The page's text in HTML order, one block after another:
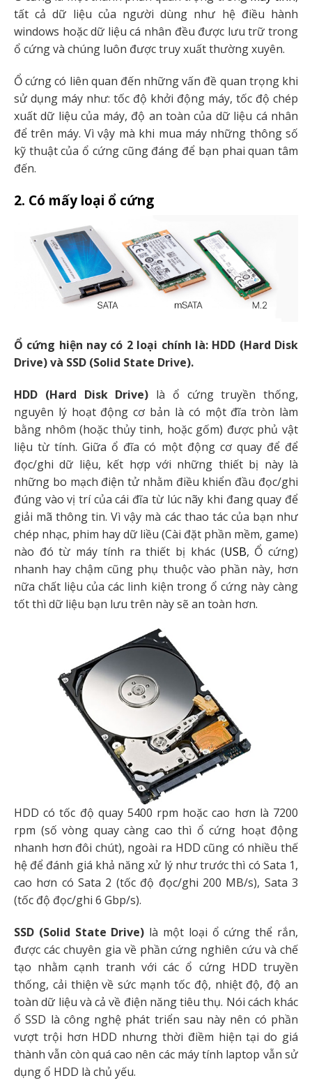
tất cả dữ liệu của người dùng như hệ điều hành
windows hoặc dữ liệu cá nhân đều được lưu trữ trong
ổ cứng và chúng luôn được truy xuất thường xuyên.
Ổ cứng có liên quan đến những vấn đề quan trọng khi
sử dụng máy như: tốc độ khởi động máy, tốc độ chép
xuất dữ liệu của máy, độ an toàn của dữ liệu cá nhân
để trên máy. Vì vậy mà khi mua máy những thông số
kỹ thuật của ổ cứng cũng đáng để bạn phai quan tâm
đến.
2. Có mấy loại ổ cứng
Ổ cứng hiện nay có 2 loại chính là: HDD (Hard Disk
Drive) và SSD (Solid State Drive).
HDD (Hard Disk Drive) là ổ cứng truyền thống,
nguyên lý hoạt động cơ bản là có một đĩa tròn làm
bằng nhôm (hoặc thủy tinh, hoặc gốm) được phủ vật
liệu từ tính. Giữa ổ đĩa có một động cơ quay để để
đọc/ghi dữ liệu, kết hợp với những thiết bị này là
những bo mạch điện tử nhằm điều khiển đầu đọc/ghi
đúng vào vị trí của cái đĩa từ lúc nãy khi đang quay để
giải mã thông tin. Vì vậy mà các thao tác của bạn như
chép nhạc, phim hay dữ liều (Cài đặt phần mềm, game)
nào đó từ máy tính ra thiết bị khác (USB, Ổ cứng)
nhanh hay chậm cũng phụ thuộc vào phần này, hơn
nữa chất liệu của các linh kiện trong ổ cứng này càng
tốt thì dữ liệu bạn lưu trên này sẽ an toàn hơn.
HDD có tốc độ quay 5400 rpm hoặc cao hơn là 7200
rpm (số vòng quay càng cao thì ổ cứng hoạt động
nhanh hơn đôi chút), ngoài ra HDD cũng có nhiều thế
hệ để đánh giá khả năng xử lý như trước thì có Sata 1,
cao hơn có Sata 2 (tốc độ đọc/ghi 200 MB/s), Sata 3
(tốc độ đọc/ghi 6 Gbp/s).
SSD (Solid State Drive) là một loại ổ cứng thể rắn,
được các chuyên gia về phần cứng nghiên cứu và chế
tạo nhằm cạnh tranh với các ổ cứng HDD truyền
thống, cải thiện về sức mạnh tốc độ, nhiệt độ, độ an
toàn dữ liệu và cả về điện năng tiêu thụ. Nói cách khác
ổ SSD là công nghệ phát triển sau này nên có phần
vượt trội hơn HDD nhưng thời điềm hiện tại do giá
thành vẫn còn quá cao nên các máy tính laptop vẫn sử
dụng ổ HDD là chủ yếu.